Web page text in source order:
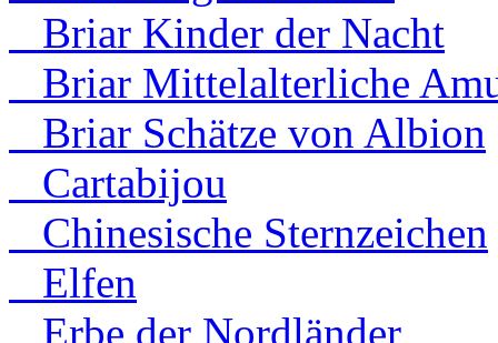
Briar Kinder der Nacht
Briar Mittelalterliche
Briar Schätze von Albion
Cartabijou
Chinesische Sternzeichen
Elfen
Erbe der Nordländer